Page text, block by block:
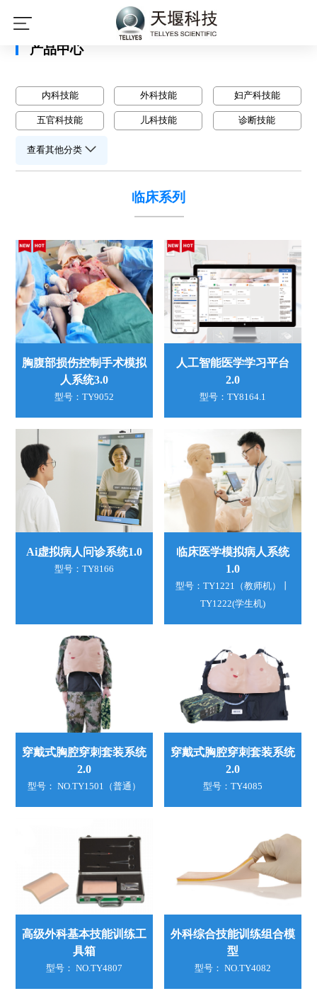
产品中心
内科技能 外科技能 妇产科技能
五官科技能 儿科技能 诊断技能
查看其他分类
临床系列
胸腹部损伤控制手术模拟
人系统3.0
型号：TY9052
人工智能医学学习平台
2.0
型号：TY8164.1
Ai虚拟病人问诊系统1.0
型号：TY8166
临床医学模拟病人系统
1.0
型号：TY1221（教师机）丨
TY1222(学生机)
穿戴式胸腔穿刺套装系统
2.0
型号： NO.TY1501（普通）
穿戴式胸腔穿刺套装系统
2.0
型号：TY4085
高级外科基本技能训练工
具箱
型号： NO.TY4807
外科综合技能训练组合模
型
型号： NO.TY4082